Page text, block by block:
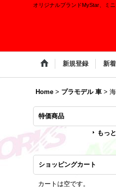
オリジナルブランドMyStar、ミ
新規登録 新
Home > プラモデル 車 >
特価商品
もっ
ショッピングカート
カートは空です。